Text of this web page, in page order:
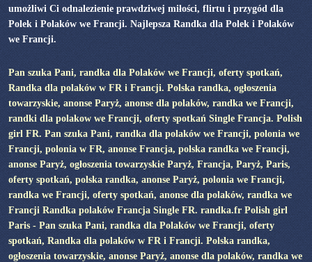
umożliwi Ci odnalezienie prawdziwej miłości, flirtu i przygód dla
Polek i Polaków we Francji. Najlepsza Randka dla Polek i Polaków
we Francji.
Pan szuka Pani, randka dla Polaków we Francji, oferty spotkań,
Randka dla polaków w FR i Francji. Polska randka, ogłoszenia
towarzyskie, anonse Paryż, anonse dla polaków, randka we Francji,
randki dla polakow we Francji, oferty spotkań Single Francja. Polish
girl FR. Pan szuka Pani, randka dla polaków we Francji, polonia we
Francji, polonia w FR, anonse Francja, polska randka we Francji,
anonse Paryż, ogłoszenia towarzyskie Paryż, Francja, Paryż, Paris,
oferty spotkań, polska randka, anonse Paryż, polonia we Francji,
randka we Francji, oferty spotkań, anonse dla polaków, randka we
Francji Randka polaków Francja Single FR. randka.fr Polish girl
Paris - Pan szuka Pani, randka dla Polaków we Francji, oferty
spotkań, Randka dla polaków w FR i Francji. Polska randka,
ogłoszenia towarzyskie, anonse Paryż, anonse dla polaków, randka we